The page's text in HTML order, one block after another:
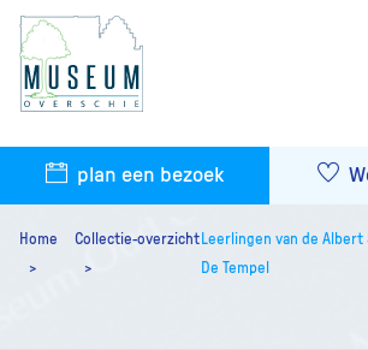
plan een bezoek
Home Collectie-overzicht Leerlingen van de
De Tempel